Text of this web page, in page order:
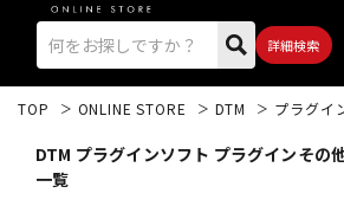
詳細検索
TOP ONLINE STORE DTM プラグイ
DTM プラグインソフト プラグインその
一覧